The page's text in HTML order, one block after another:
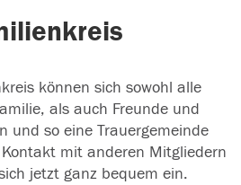
können sich sowohl alle
als auch Freunde und
und so eine Trauergemeinde
mit anderen Mitgliedern
jetzt ganz bequem ein.